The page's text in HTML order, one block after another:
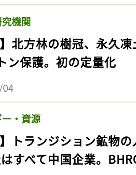
機関
】北方林の樹冠、永久
ン保護。初の定量化
・資源
】トランジション鉱物
すべて中国企業。